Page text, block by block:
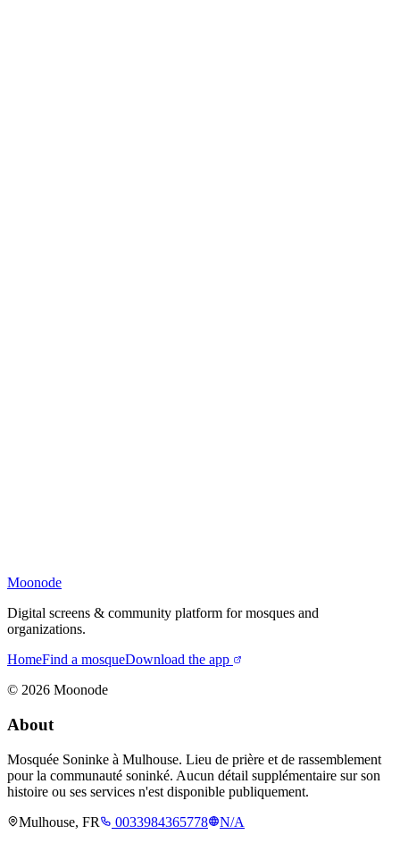
Moonode
Digital screens & community platform for mosques and
organizations.
HomeFind a mosqueDownload the app
© 2026 Moonode
About
Mosquée Soninke à Mulhouse. Lieu de prière et de rassemblement
pour la communauté soninké. Aucun détail supplémentaire sur son
histoire ou ses services n'est disponible publiquement.
Mulhouse, FR
0033984365778
N/A